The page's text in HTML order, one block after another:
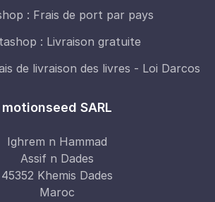
: Frais de port par pays
: Livraison gratuite
de livraison des livres - Loi Darcos
motionseed SARL
Ighrem n Hammad
Assif n Dades
45352 Khemis Dades
Maroc